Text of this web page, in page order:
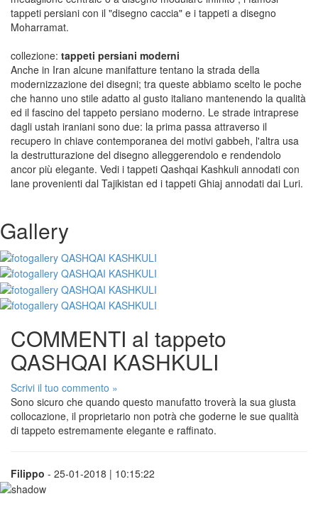
tappeti persiani con il "disegno caccia" e i tappeti a disegno
Moharramat.
collezione: tappeti persiani moderni
Anche in Iran alcune manifatture tentano la strada della
modernizzazione dei disegni; tra queste abbiamo scelto le poche
che hanno uno stile adatto al gusto italiano mantenendo la qualità
ed il fascino del tappeto persiano moderno. Le strade intraprese
dagli ustah iraniani sono due: la prima passa attraverso il
recupero in chiave contemporanea dei motivi gabbeh, l'altra usa
la destrutturazione del disegno alleggerendolo e rendendolo
ancor più elegante. Vedi i tappeti Qashqai Kashkuli annodati con
lane provenienti dal Tajikistan ed i tappeti Ghiaj annodati dai Luri.
Gallery
COMMENTI al tappeto
QASHQAI KASHKULI
Scrivi il tuo commento »
Sono sicuro che quando questo manufatto troverà la sua giusta
collocazione, il proprietario non potrà che goderne le sue qualità
di tappeto estremamente elegante e raffinato.
Filippo - 25-01-2018 | 10:15:22